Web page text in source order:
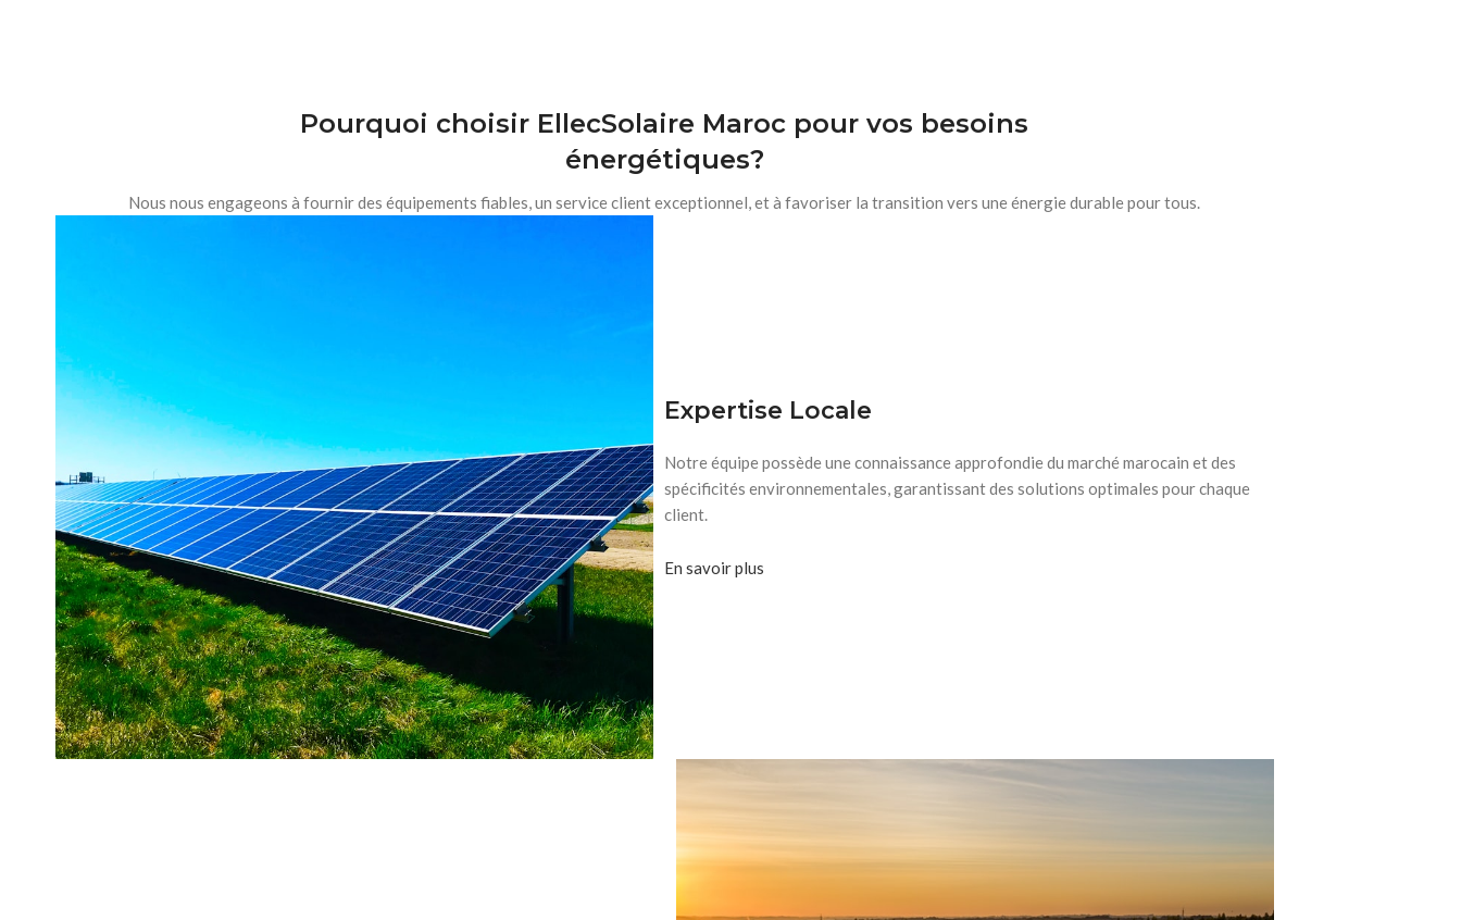
Pourquoi choisir EllecSolaire Maroc pour vos besoins
énergétiques?
Nous nous engageons à fournir des équipements fiables, un service client exceptionnel, et à favoriser la transition vers une énergie durable pour tous.
Expertise Locale
Notre équipe possède une connaissance approfondie du marché marocain et des
spécificités environnementales, garantissant des solutions optimales pour chaque
client.
En savoir plus